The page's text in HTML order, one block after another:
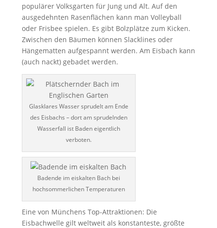
populärer Volksgarten für Jung und Alt. Auf den
ausgedehnten Rasenflächen kann man Volleyball
oder Frisbee spielen. Es gibt Bolzplätze zum Kicken.
Zwischen den Bäumen können Slacklines oder
Hängematten aufgespannt werden. Am Eisbach kann
(auch nackt) gebadet werden.
Glasklares Wasser sprudelt am Ende
des Eisbachs – dort am sprudelnden
Wasserfall ist Baden eigentlich
verboten.
Badende im eiskalten Bach bei
hochsommerlichen Temperaturen
Eine von Münchens Top-Attraktionen: Die
Eisbachwelle gilt weltweit als konstanteste, größte